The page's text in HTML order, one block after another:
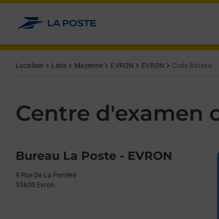
Allez au contenu
Localiser Liste Mayenne EVRON EVRON Code Bateau
Centre d'examen
Bureau La Poste - EVRON
9 Rue De La Perrière
53600 Evron
Day of the WeekHours
Get directions to Centre d&#39;examen code bateau at 9 Rue
lien s'ouvre dans un nouvel onglet
Afficher ou masquer la réponse
Afficher ou masquer la réponse
Afficher ou masquer la réponse
Afficher ou masquer la réponse